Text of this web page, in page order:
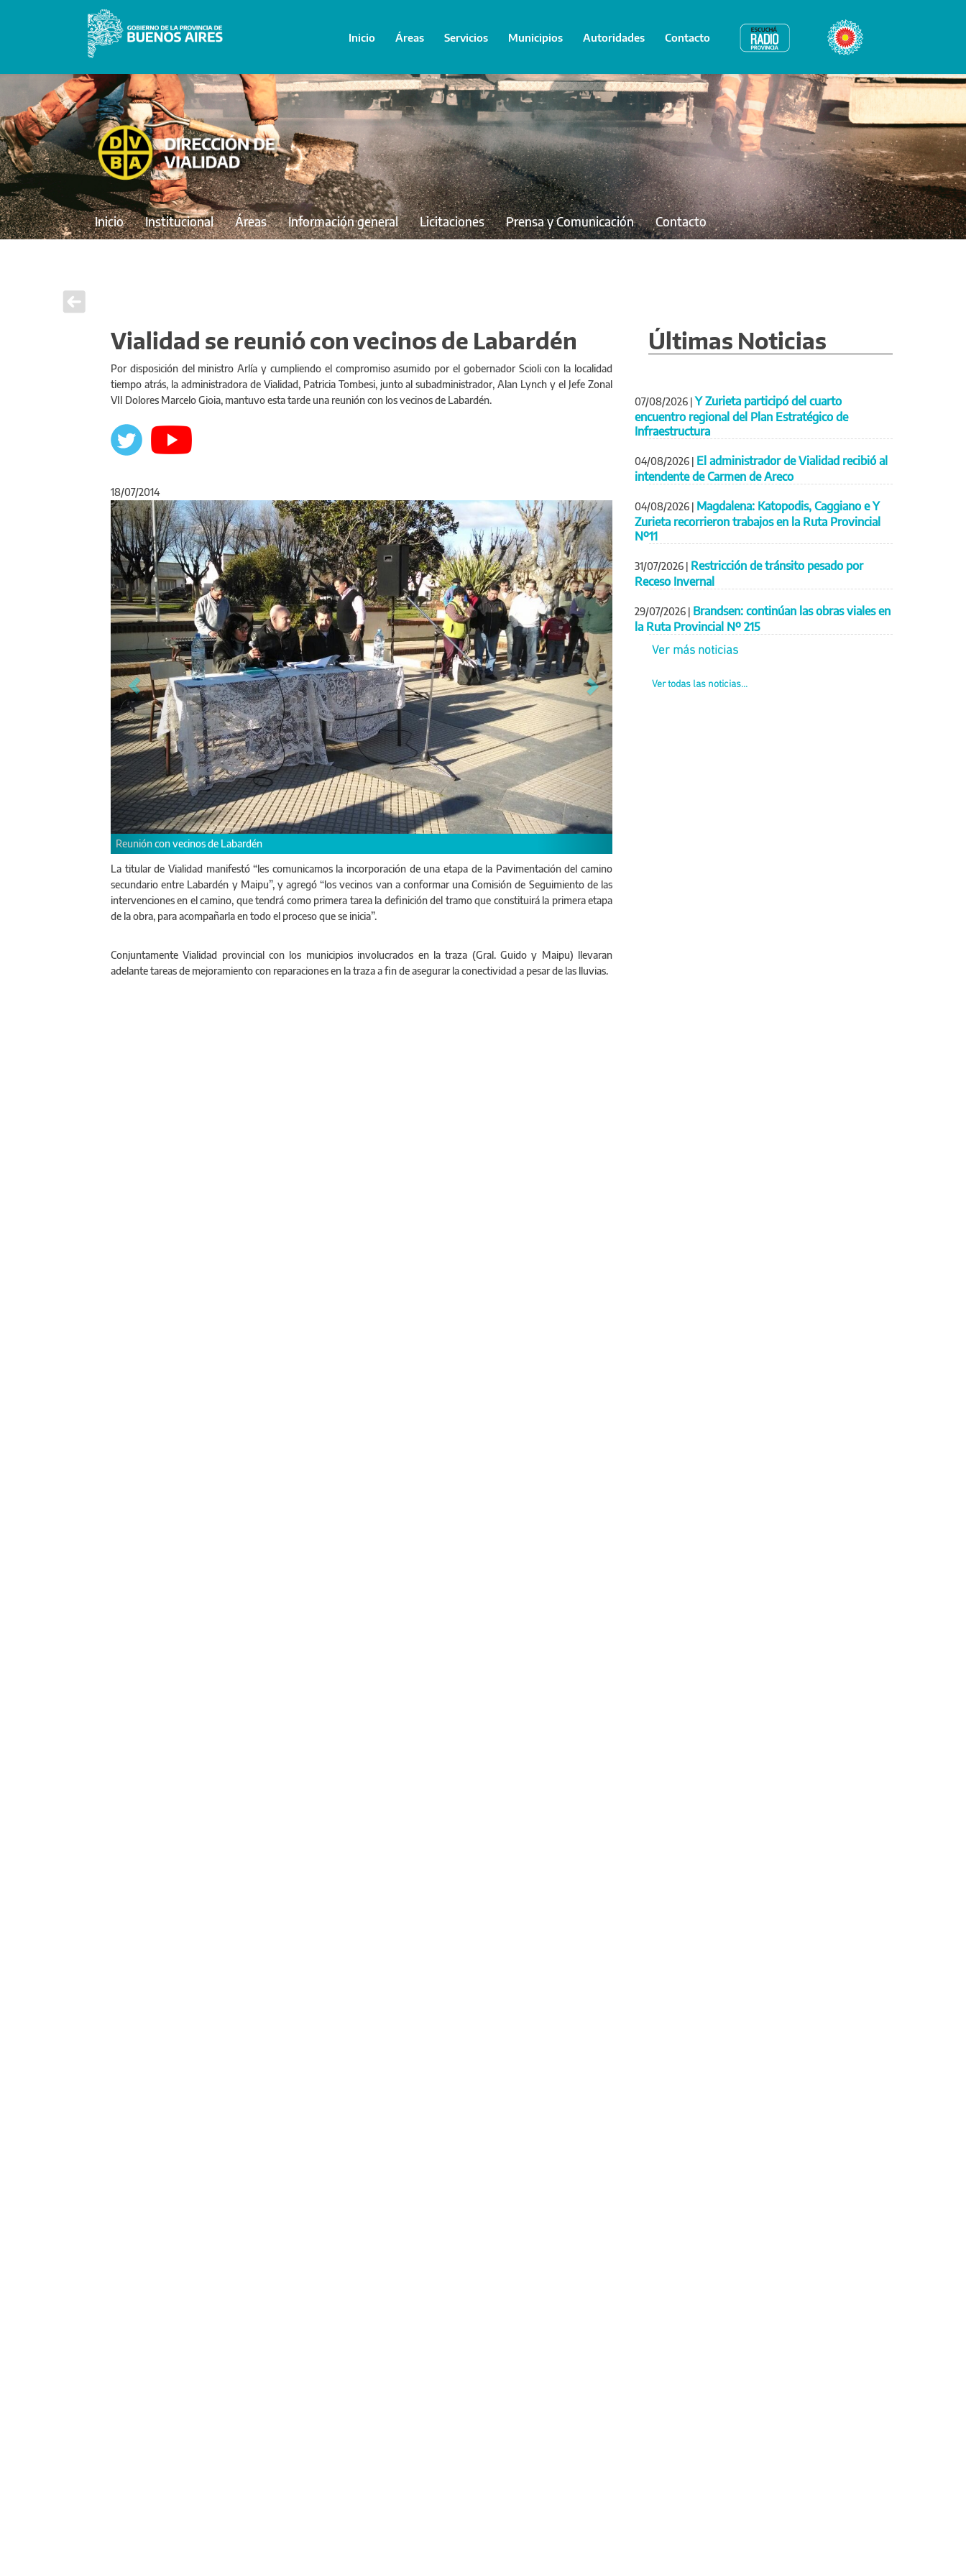
Inicio Áreas Servicios Municipios Autoridades Contacto Radio Provincia Bicentenario
Inicio Institucional Áreas Información general Licitaciones Prensa y Comunicación Contacto
Vialidad se reunió con vecinos de Labardén
Por disposición del ministro Arlía y cumpliendo el compromiso asumido por el gobernador Scioli con la localidad
tiempo atrás, la administradora de Vialidad, Patricia Tombesi, junto al subadministrador, Alan Lynch y el Jefe Zonal
VII Dolores Marcelo Gioia, mantuvo esta tarde una reunión con los vecinos de Labardén.
18/07/2014
Anterior Siguiente
La titular de Vialidad manifestó “les comunicamos la incorporación de una etapa de la Pavimentación del camino
secundario entre Labardén y Maipu”, y agregó “los vecinos van a conformar una Comisión de Seguimiento de las
intervenciones en el camino, que tendrá como primera tarea la definición del tramo que constituirá la primera etapa
de la obra, para acompañarla en todo el proceso que se inicia”.
Conjuntamente Vialidad provincial con los municipios involucrados en la traza (Gral. Guido y Maipu) llevaran
adelante tareas de mejoramiento con reparaciones en la traza a fin de asegurar la conectividad a pesar de las lluvias.
Últimas Noticias
07/08/2026 | Y Zurieta participó del cuarto
encuentro regional del Plan Estratégico de
Infraestructura
04/08/2026 | El administrador de Vialidad recibió al
intendente de Carmen de Areco
04/08/2026 | Magdalena: Katopodis, Caggiano e Y
Zurieta recorrieron trabajos en la Ruta Provincial
Nº11
31/07/2026 | Restricción de tránsito pesado por
Receso Invernal
29/07/2026 | Brandsen: continúan las obras viales en
la Ruta Provincial Nº 215
Ver más noticias
Ver todas las noticias...